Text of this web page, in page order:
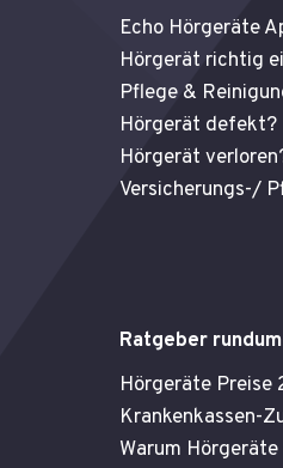
Echo Hörgeräte
Hörgerät richtig
Pflege &
Hörgerät defekt?
Hörgerät
Versicherungs-/
Ratgeber
Hörgeräte Preise
Krankenkassen-
Warum